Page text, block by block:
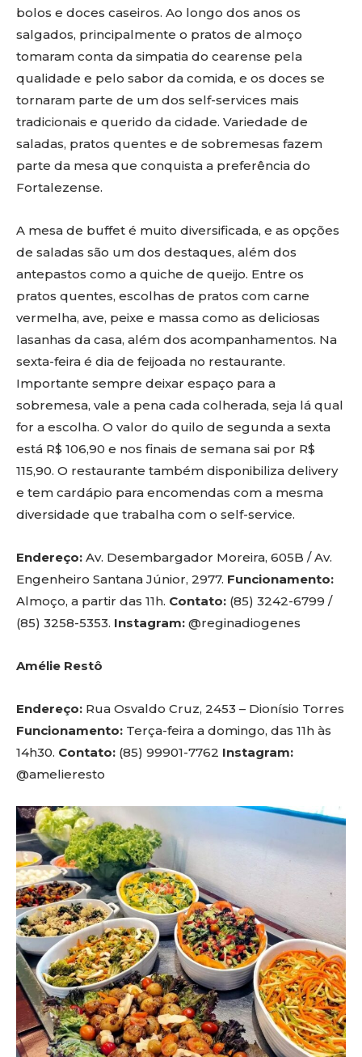
bolos e doces caseiros. Ao longo dos anos os
salgados, principalmente o pratos de almoço
tomaram conta da simpatia do cearense pela
qualidade e pelo sabor da comida, e os doces se
tornaram parte de um dos self-services mais
tradicionais e querido da cidade. Variedade de
saladas, pratos quentes e de sobremesas fazem
parte da mesa que conquista a preferência do
Fortalezense.
A mesa de buffet é muito diversificada, e as opções
de saladas são um dos destaques, além dos
antepastos como a quiche de queijo. Entre os
pratos quentes, escolhas de pratos com carne
vermelha, ave, peixe e massa como as deliciosas
lasanhas da casa, além dos acompanhamentos. Na
sexta-feira é dia de feijoada no restaurante.
Importante sempre deixar espaço para a
sobremesa, vale a pena cada colherada, seja lá qual
for a escolha. O valor do quilo de segunda a sexta
está R$ 106,90 e nos finais de semana sai por R$
115,90. O restaurante também disponibiliza delivery
e tem cardápio para encomendas com a mesma
diversidade que trabalha com o self-service.
Endereço: Av. Desembargador Moreira, 605B / Av.
Engenheiro Santana Júnior, 2977. Funcionamento:
Almoço, a partir das 11h. Contato: (85) 3242-6799 /
(85) 3258-5353. Instagram: @reginadiogenes
Amélie Restô
Endereço: Rua Osvaldo Cruz, 2453 – Dionísio Torres
Funcionamento: Terça-feira a domingo, das 11h às
14h30. Contato: (85) 99901-7762 Instagram:
@amelieresto